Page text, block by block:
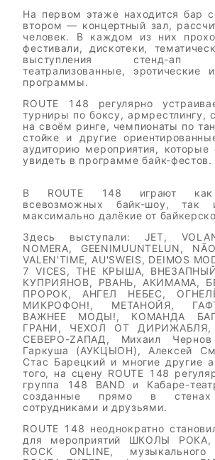
На первом этаже находится бар
втором — концертный зал,
человек. В каждом из них
фестивали, дискотеки,
выступления стенд-ап
театрализованные,
программы.
ROUTE 148 регулярно
турниры по боксу,
на своём ринге, чемпионаты по
стойке и другие
аудиторию мероприятия,
увидеть в программе байк-фестов.
В ROUTE 148 играют как
всевозможных байк-шоу, так
максимально далёкие от
Здесь выступали: JET,
NOMERA, GEENIMUUNTELUN,
VALEN'TIME, AU'SWEIS, DEIMOS
7 VICES, THE КРЫША,
КУПРИЯНОВ, РВАНЬ, АКИМАМА,
ПРОРОК, АНГЕЛ НЕБЕС,
МИКРОФОН!, МЕТАНОЙЯ,
ВАЖНЕЕ МОДЫ!, КОМАНДА
ГРАНИ, ЧЕХОЛ ОТ ДИРИЖАБЛЯ,
СЕВЕРО-ZАПАД, Михаил
Гаркуша (АУКЦЫОН), Алексей
Стас Барецкий и многие другие
того, на сцену ROUTE 148
группа 148 BAND и Кабаре-
созданные прямо в
сотрудниками и друзьями.
ROUTE 148 неоднократно
для мероприятий ШКОЛЫ РОКА,
ROCK ONLINE, музыкального